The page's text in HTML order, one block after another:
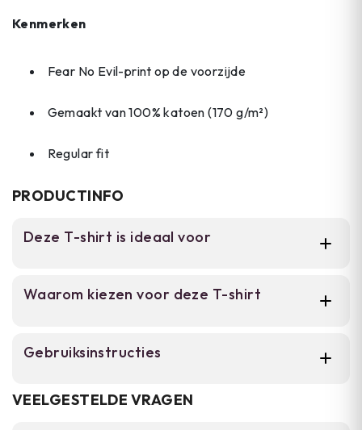
Kenmerken
Fear No Evil-print op de voorzijde
Gemaakt van 100% katoen (170 g/m²)
Regular fit
PRODUCTINFO
Deze T-shirt is ideaal voor
van tactische en militaire stijlen. Draag het
Waarom kiezen voor deze T-shirt
Ademend katoen jersey voor comfort
op warme dagen
Regular fit crew neck met korte
Gebruiksinstructies
Dit T-shirt draag je als onderdeel van je
VEELGESTELDE VRAGEN